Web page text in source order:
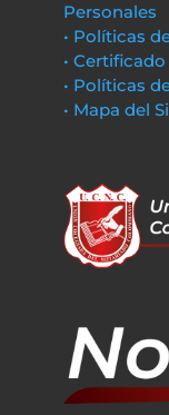
Personales
• Políticas
•
• Políticas
• Mapa del